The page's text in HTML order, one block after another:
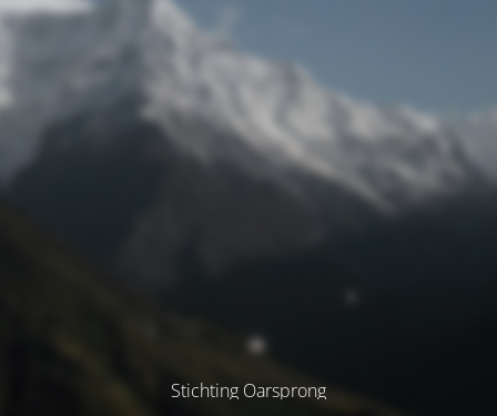
Stichting Oarsprong